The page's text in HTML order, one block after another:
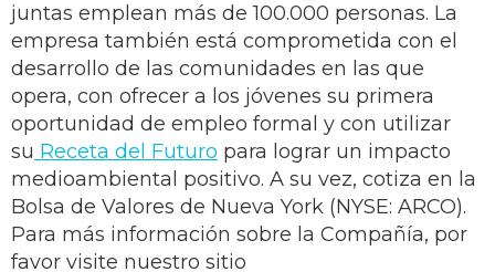
juntas emplean más de 100.000 personas. La
empresa también está comprometida con el
desarrollo de las comunidades en las que
opera, con ofrecer a los jóvenes su primera
oportunidad de empleo formal y con utilizar
su Receta del Futuro para lograr un impacto
medioambiental positivo. A su vez, cotiza en la
Bolsa de Valores de Nueva York (NYSE: ARCO).
Para más información sobre la Compañía, por
favor visite nuestro sitio